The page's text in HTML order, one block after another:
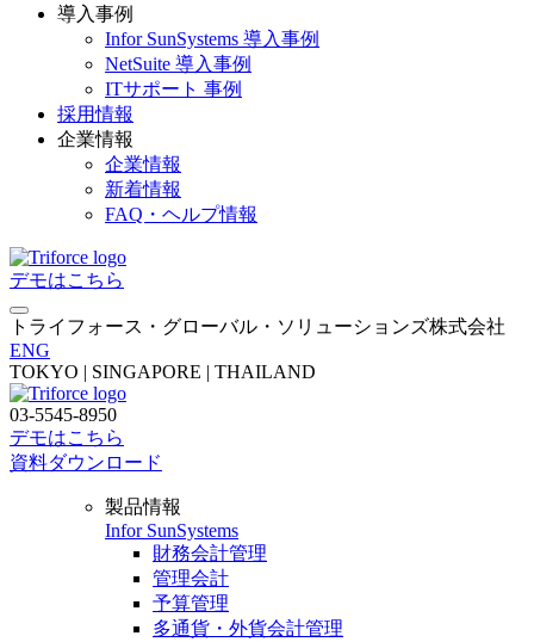
導入事例
Infor SunSystems 導入事例
NetSuite 導入事例
ITサポート 事例
採用情報
企業情報
企業情報
新着情報
FAQ・ヘルプ情報
デモはこちら
トライフォース・グローバル・ソリューションズ株式会社
ENG
TOKYO | SINGAPORE | THAILAND
03-5545-8950
デモはこちら
資料ダウンロード
製品情報
Infor SunSystems
財務会計管理
管理会計
予算管理
多通貨・外貨会計管理